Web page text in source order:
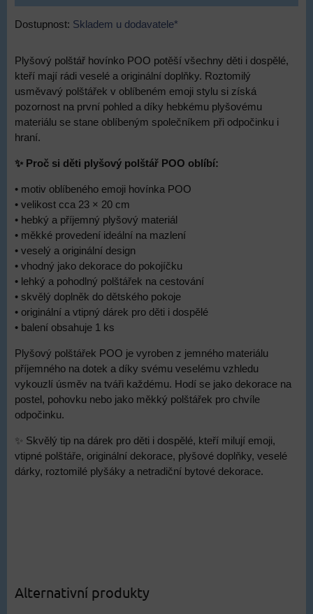
Dostupnost: Skladem u dodavatele*
Plyšový polštář hovínko POO potěší všechny děti i dospělé,
kteří mají rádi veselé a originální doplňky. Roztomilý
usměvavý polštářek v oblíbeném emoji stylu si získá
pozornost na první pohled a díky hebkému plyšovému
materiálu se stane oblíbeným společníkem při odpočinku i
hraní.
✨ Proč si děti plyšový polštář POO oblíbí:
• motiv oblíbeného emoji hovínka POO
• velikost cca 23 × 20 cm
• hebký a příjemný plyšový materiál
• měkké provedení ideální na mazlení
• veselý a originální design
• vhodný jako dekorace do pokojíčku
• lehký a pohodlný polštářek na cestování
• skvělý doplněk do dětského pokoje
• originální a vtipný dárek pro děti i dospělé
• balení obsahuje 1 ks
Plyšový polštářek POO je vyroben z jemného materiálu
příjemného na dotek a díky svému veselému vzhledu
vykouzlí úsměv na tváři každému. Hodí se jako dekorace na
postel, pohovku nebo jako měkký polštářek pro chvíle
odpočinku.
✨ Skvělý tip na dárek pro děti i dospělé, kteří milují emoji,
vtipné polštáře, originální dekorace, plyšové doplňky, veselé
dárky, roztomilé plyšáky a netradiční bytové dekorace.
Alternativní produkty